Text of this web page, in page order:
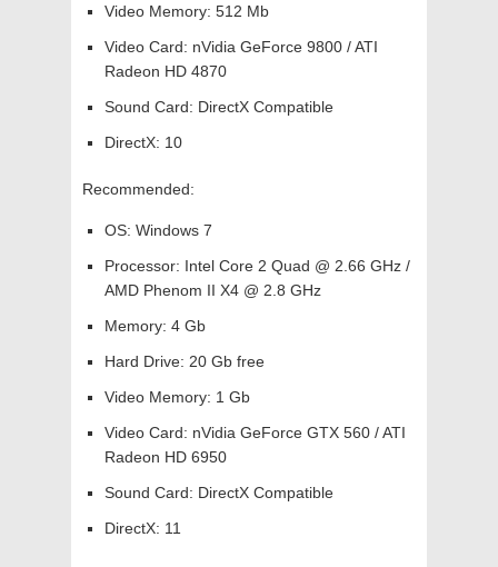
Video Memory: 512 Mb
Video Card: nVidia GeForce 9800 / ATI
Radeon HD 4870
Sound Card: DirectX Compatible
DirectX: 10
Recommended:
OS: Windows 7
Processor: Intel Core 2 Quad @ 2.66 GHz /
AMD Phenom II X4 @ 2.8 GHz
Memory: 4 Gb
Hard Drive: 20 Gb free
Video Memory: 1 Gb
Video Card: nVidia GeForce GTX 560 / ATI
Radeon HD 6950
Sound Card: DirectX Compatible
DirectX: 11